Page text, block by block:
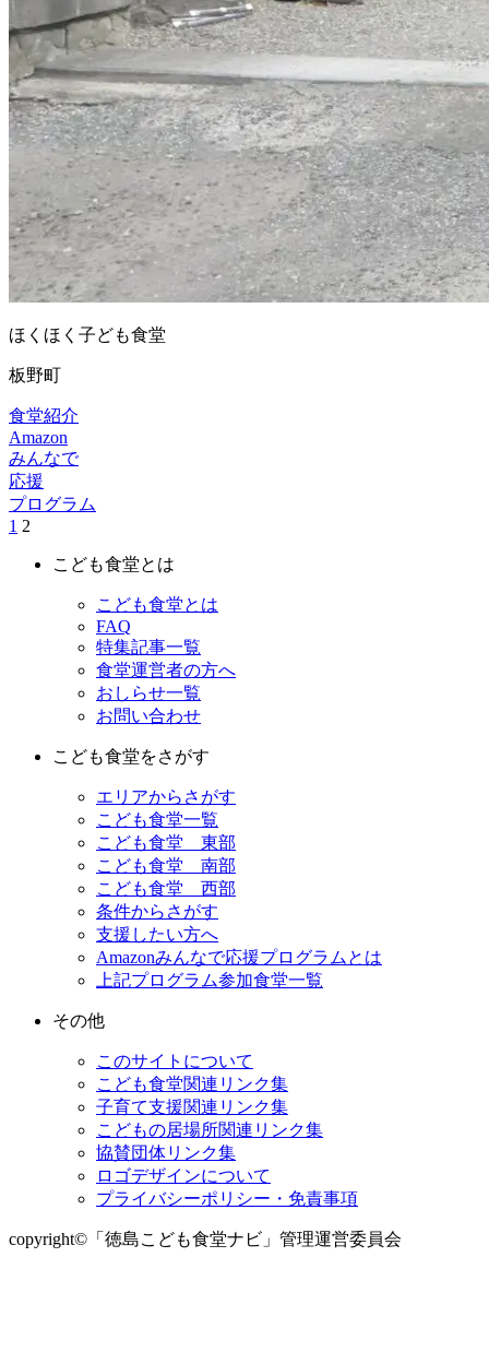
ほくほく子ども食堂
板野町
食堂紹介
Amazon
みんなで
応援
プログラム
1 2
こども食堂とは
こども食堂とは
FAQ
特集記事一覧
食堂運営者の方へ
おしらせ一覧
お問い合わせ
こども食堂をさがす
エリアからさがす
こども食堂一覧
こども食堂 東部
こども食堂 南部
こども食堂 西部
条件からさがす
支援したい方へ
Amazonみんなで応援プログラムとは
上記プログラム参加食堂一覧
その他
このサイトについて
こども食堂関連リンク集
子育て支援関連リンク集
こどもの居場所関連リンク集
協賛団体リンク集
ロゴデザインについて
プライバシーポリシー・免責事項
copyright©「徳島こども食堂ナビ」管理運営委員会